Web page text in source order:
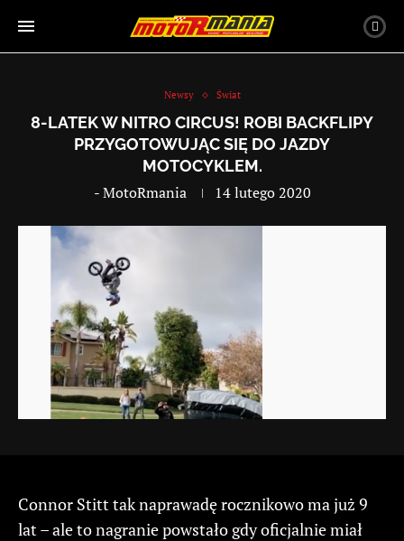
Newsy Świat
8-LATEK W NITRO CIRCUS! ROBI BACKFLIPY
PRZYGOTOWUJĄC SIĘ DO JAZDY
MOTOCYKLEM.
-MotoRmania 14 lutego 2020
Connor Stitt tak naprawadę rocznikowo ma już 9
lat – ale to nagranie powstało gdy oficjalnie miał